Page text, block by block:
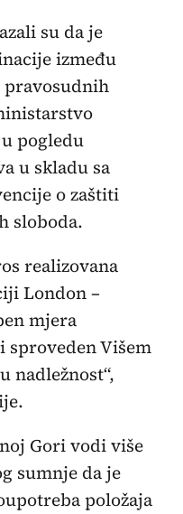
su da je
između
pogledu
u skladu sa
o zaštiti
sloboda.
realizovana
London –
mjera
sproveden Višem
nadležnost“,
Gori vodi više
sumnje da je
položaja